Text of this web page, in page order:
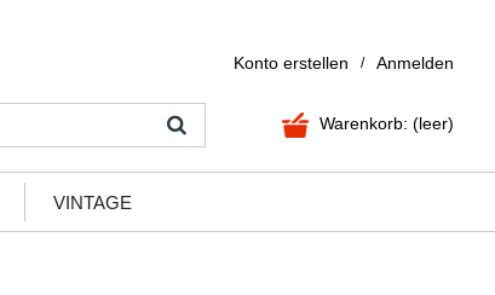
Konto erstellen / Anmelden
Warenkorb: (leer)
VINTAGE